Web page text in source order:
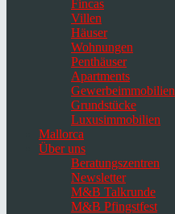
Fincas
Villen
Häuser
Wohnungen
Penthäuser
Apartments
Gewerbeimmobilien
Grundstücke
Luxusimmobilien
Mallorca
Über uns
Beratungszentren
Newsletter
M&B Talkrunde
M&B Pfingstfest